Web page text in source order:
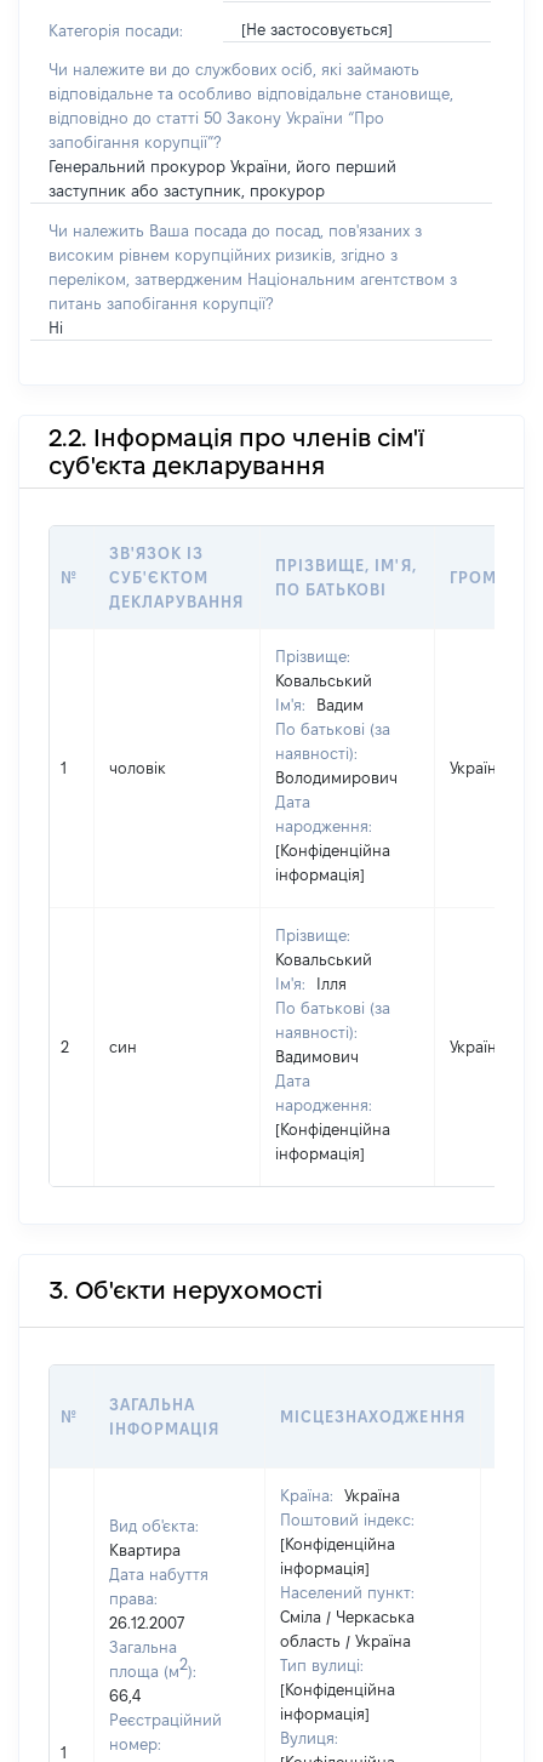
Категорія посади: [Не застосовується]
Чи належите ви до службових осіб, які займають
відповідальне та особливо відповідальне становище,
відповідно до статті 50 Закону України “Про
запобігання корупції”?
Генеральний прокурор України, його перший
заступник або заступник, прокурор
Чи належить Ваша посада до посад, пов'язаних з
високим рівнем корупційних ризиків, згідно з
переліком, затвердженим Національним агентством з
питань запобігання корупції?
Ні
2.2. Інформація про членів сім'ї
суб'єкта декларування
№
ЗВ'ЯЗОК ІЗ
СУБ'ЄКТОМ
ДЕКЛАРУВАННЯ
ПРІЗВИЩЕ, ІМ'Я,
ПО БАТЬКОВІ
1 чоловік
Прізвище:
Ковальський
Ім'я:
Вадим
По батькові (за
наявності):
Володимирович
Дата
народження:
[Конфіденційна
інформація]
Україна
2 син
Прізвище:
Ковальський
Ім'я:
Ілля
По батькові (за
наявності):
Вадимович
Дата
народження:
[Конфіденційна
інформація]
Україна
3. Об'єкти нерухомості
№
ЗАГАЛЬНА
ІНФОРМАЦІЯ
МІСЦЕЗНАХОДЖЕННЯ
1
Вид об'єкта:
Квартира
Дата набуття
права:
26.12.2007
Загальна
площа (м2):
66,4
Реєстраційний
номер:
Країна:
Україна
Поштовий індекс:
[Конфіденційна
інформація]
Населений пункт:
Сміла / Черкаська
область / Україна
Тип вулиці:
[Конфіденційна
інформація]
Вулиця: